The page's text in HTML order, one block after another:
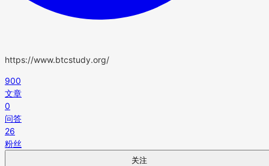
https://www.btcstudy.org/
900
文章
0
问答
26
粉丝
关注